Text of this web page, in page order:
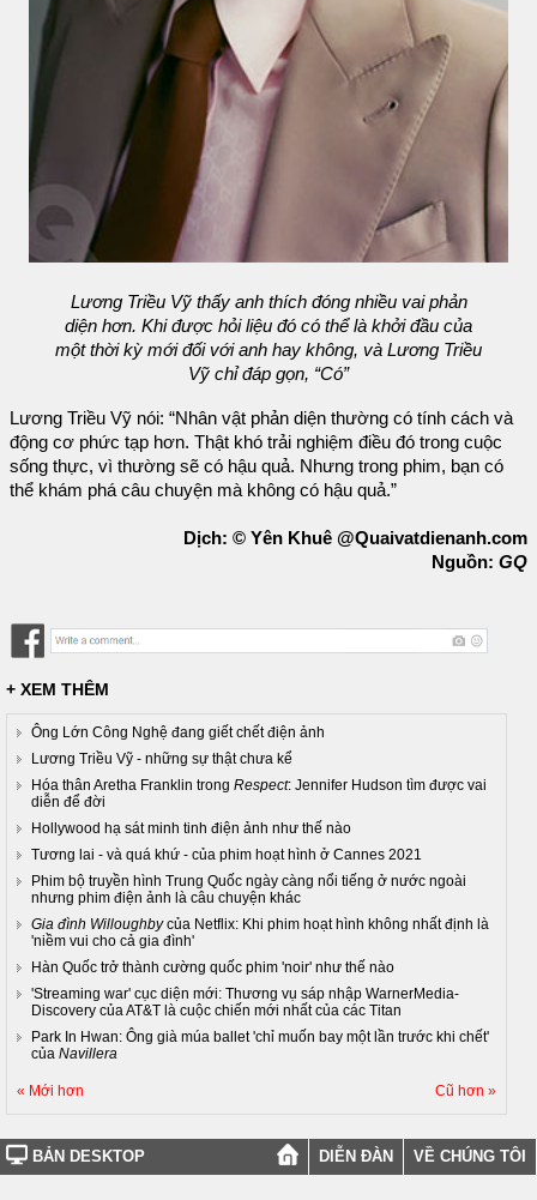
Lương Triều Vỹ thấy anh thích đóng nhiều vai phản
diện hơn. Khi được hỏi liệu đó có thể là khởi đầu của
một thời kỳ mới đối với anh hay không, và Lương Triều
Vỹ chỉ đáp gọn, “Có”
Lương Triều Vỹ nói: “Nhân vật phản diện thường có tính cách và
động cơ phức tạp hơn. Thật khó trải nghiệm điều đó trong cuộc
sống thực, vì thường sẽ có hậu quả. Nhưng trong phim, bạn có
thể khám phá câu chuyện mà không có hậu quả.”
Dịch: © Yên Khuê @Quaivatdienanh.com
Nguồn: GQ
+ XEM THÊM
Ông Lớn Công Nghệ đang giết chết điện ảnh
Lương Triều Vỹ - những sự thật chưa kể
Hóa thân Aretha Franklin trong Respect: Jennifer Hudson tìm được vai
diễn để đời
Hollywood hạ sát minh tinh điện ảnh như thế nào
Tương lai - và quá khứ - của phim hoạt hình ở Cannes 2021
Phim bộ truyền hình Trung Quốc ngày càng nổi tiếng ở nước ngoài
nhưng phim điện ảnh là câu chuyện khác
Gia đình Willoughbycủa Netflix: Khi phim hoạt hình không nhất định là
'niềm vui cho cả gia đình'
Hàn Quốc trở thành cường quốc phim 'noir' như thế nào
'Streaming war' cục diện mới: Thương vụ sáp nhập WarnerMedia-
Discovery của AT&T là cuộc chiến mới nhất của các Titan
Park In Hwan: Ông già múa ballet 'chỉ muốn bay một lần trước khi chết'
của Navillera
« Mới hơn Cũ hơn »
BẢN DESKTOP DIỄN ĐÀN VỀ CHÚNG TÔI